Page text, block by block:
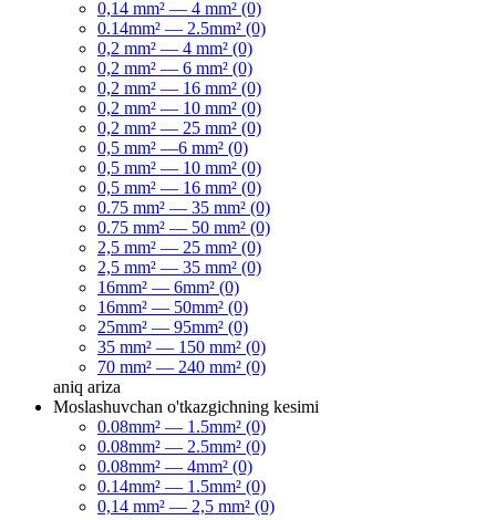
0,14 mm² — 4 mm² (0)
0.14mm² — 2.5mm² (0)
0,2 mm² — 4 mm² (0)
0,2 mm² — 6 mm² (0)
0,2 mm² — 16 mm² (0)
0,2 mm² — 10 mm² (0)
0,2 mm² — 25 mm² (0)
0,5 mm² —6 mm² (0)
0,5 mm² — 10 mm² (0)
0,5 mm² — 16 mm² (0)
0.75 mm² — 35 mm² (0)
0.75 mm² — 50 mm² (0)
2,5 mm² — 25 mm² (0)
2,5 mm² — 35 mm² (0)
16mm² — 6mm² (0)
16mm² — 50mm² (0)
25mm² — 95mm² (0)
35 mm² — 150 mm² (0)
70 mm² — 240 mm² (0)
aniq ariza
Moslashuvchan o'tkazgichning kesimi
0.08mm² — 1.5mm² (0)
0.08mm² — 2.5mm² (0)
0.08mm² — 4mm² (0)
0.14mm² — 1.5mm² (0)
0,14 mm² — 2,5 mm² (0)